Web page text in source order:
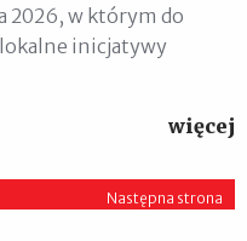
2026, w którym do
lokalne inicjatywy
więcej
Następna strona